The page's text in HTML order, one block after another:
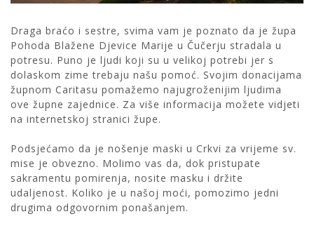
Draga braćo i sestre, svima vam je poznato da je župa
Pohoda Blažene Djevice Marije u Čučerju stradala u
potresu. Puno je ljudi koji su u velikoj potrebi jer s
dolaskom zime trebaju našu pomoć. Svojim donacijama
župnom Caritasu pomažemo najugroženijim ljudima
ove župne zajednice. Za više informacija možete vidjeti
na internetskoj stranici župe.
Podsjećamo da je nošenje maski u Crkvi za vrijeme sv.
mise je obvezno. Molimo vas da, dok pristupate
sakramentu pomirenja, nosite masku i držite
udaljenost. Koliko je u našoj moći, pomozimo jedni
drugima odgovornim ponašanjem.